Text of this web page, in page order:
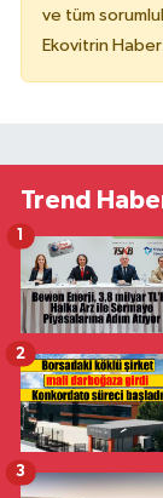
ve tüm
Ekovitrin
Trend
1
2
3